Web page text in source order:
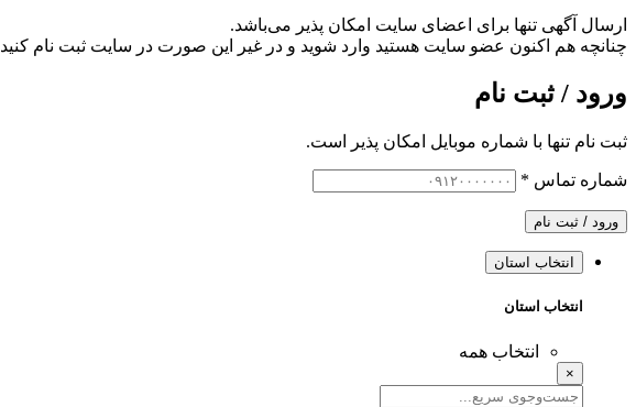
ارسال آگهی تنها برای اعضای سایت امکان پذیر می‌باشد.
چنانچه هم‌ اکنون عضو سایت هستید وارد شوید و در غیر این صورت در سایت ثبت نام کنید
ورود / ثبت نام
ثبت نام تنها با شماره موبایل امکان پذیر است.
شماره تماس *
ورود / ثبت نام
انتخاب استان
انتخاب استان
انتخاب همه
×